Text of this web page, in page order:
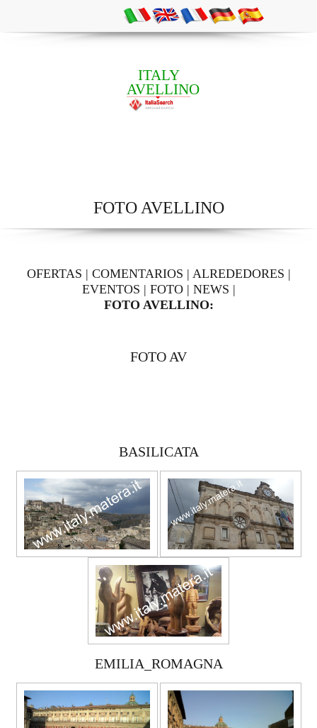
ITALY
AVELLINO
FOTO AVELLINO
OFERTAS | COMENTARIOS | ALREDEDORES |
EVENTOS | FOTO| NEWS |
FOTO AVELLINO:
FOTO AV
BASILICATA
EMILIA_ROMAGNA